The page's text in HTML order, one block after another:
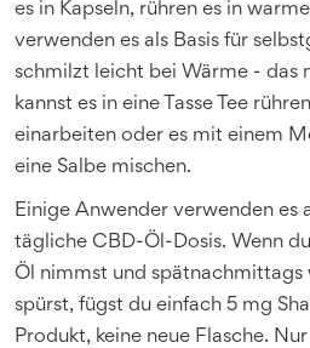
es in Kapseln, rühren es in
verwenden es als Basis für
schmilzt leicht bei Wärme - das
kannst es in eine Tasse Tee
einarbeiten oder es mit einem
eine Salbe mischen.
Einige Anwender verwenden es
tägliche CBD-Öl-Dosis. Wenn
Öl nimmst und spätnachmittags
spürst, fügst du einfach 5 mg
Produkt, keine neue Flasche.